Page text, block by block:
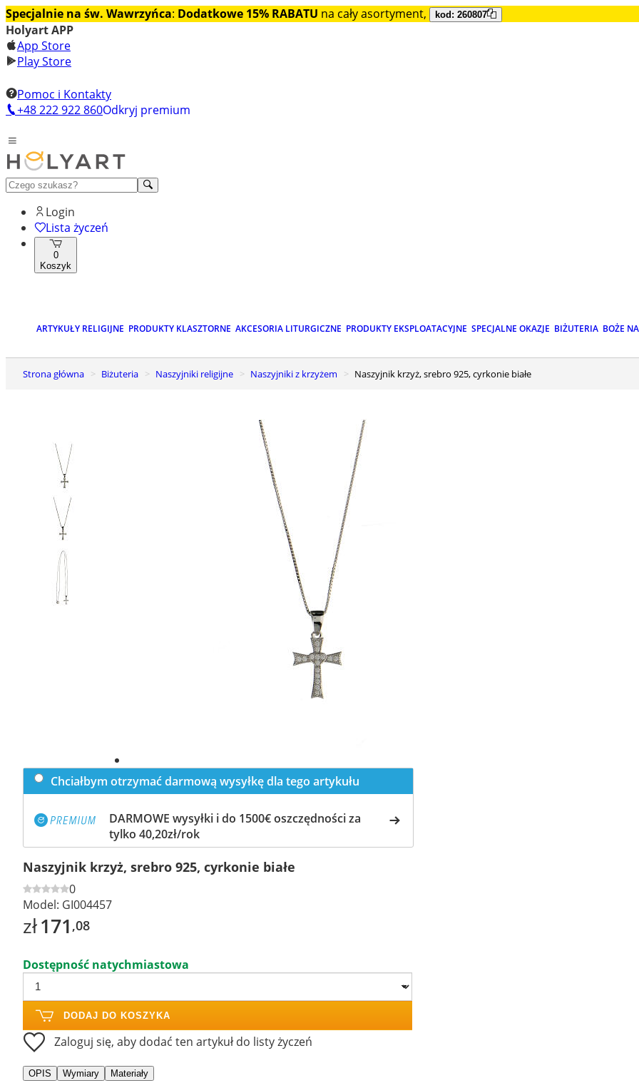
Specjalnie na św. Wawrzyńca: Dodatkowe 15% RABATU na cały asortyment, kod: 260807
Holyart APP
App Store
Play Store
Pomoc i Kontakty
+48 222 922 860Odkryj premium
Login
Lista życzeń
0
Koszyk
ARTYKUŁY RELIGIJNE PRODUKTY KLASZTORNE AKCESORIA LITURGICZNE PRODUKTY EKSPLOATACYJNE SPECJALNE OKAZJE BIŻUTERIA BOŻE
Strona główna Biżuteria Naszyjniki religijne Naszyjniki z krzyżem Naszyjnik krzyż, srebro 925, cyrkonie białe
Chciałbym otrzymać darmową wysyłkę dla tego artykułu
DARMOWE wysyłki i do 1500€ oszczędności za
tylko 40,20zł/rok
Naszyjnik krzyż, srebro 925, cyrkonie białe
0
Model: GI004457
zł171 ,08
Dostępność natychmiastowa
DODAJ DO KOSZYKA
Zaloguj się, aby dodać ten artykuł do listy życzeń
OPIS Wymiary Materiały